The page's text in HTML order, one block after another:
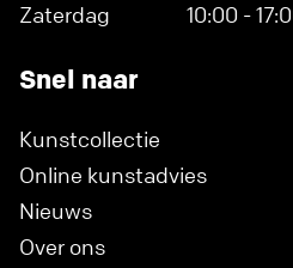
Zaterdag
10:00 -
Snel naar
Kunstcollectie
Online kunstadvies
Nieuws
Over ons